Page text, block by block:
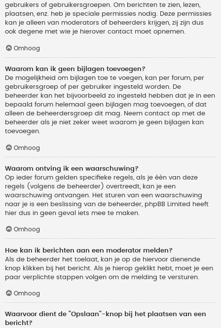
gebruikers of gebruikersgroepen. Om berichten te zien, lezen,
plaatsen, enz. heb je speciale permissies nodig. Deze permissies
kan je alleen van moderators of beheerders krijgen, zij zijn dus
ook degene met wie je hierover contact moet opnemen.
Omhoog
Waarom kan ik geen bijlagen toevoegen?
De mogelijkheid om bijlagen toe te voegen, kan per forum, per
gebruikersgroep of per gebruiker ingesteld worden. De
beheerder kan het bijvoorbeeld zo ingesteld hebben dat je in een
bepaald forum helemaal geen bijlagen mag toevoegen, of dat
alleen de beheerdersgroep dit mag. Neem contact op met de
beheerder als je niet zeker weet waarom je geen bijlagen kan
toevoegen.
Omhoog
Waarom ontving ik een waarschuwing?
Op ieder forum gelden specifieke regels, als je één van deze
regels (volgens de beheerder) overtreedt, kan je een
waarschuwing ontvangen. Het sturen van een waarschuwing
naar je is een beslissing van de beheerder, phpBB Limited heeft
hier dus in geen geval iets mee te maken.
Omhoog
Hoe kan ik berichten aan een moderator melden?
Als de beheerder het toelaat, kan je op de hiervoor dienende
knop klikken bij het bericht. Als je hierop geklikt hebt, moet je een
paar verplichte stappen volgen om de melding te versturen.
Omhoog
Waarvoor dient de "Opslaan"-knop bij het plaatsen van een
bericht?